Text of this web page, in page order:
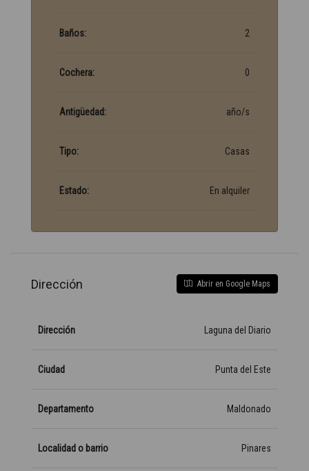
Baños: 2
Cochera: 0
Antigüedad: año/s
Tipo: Casas
Estado: En alquiler
Dirección Abrir en Google Maps
Dirección Laguna del Diario
Ciudad Punta del Este
Departamento Maldonado
Localidad o barrio Pinares